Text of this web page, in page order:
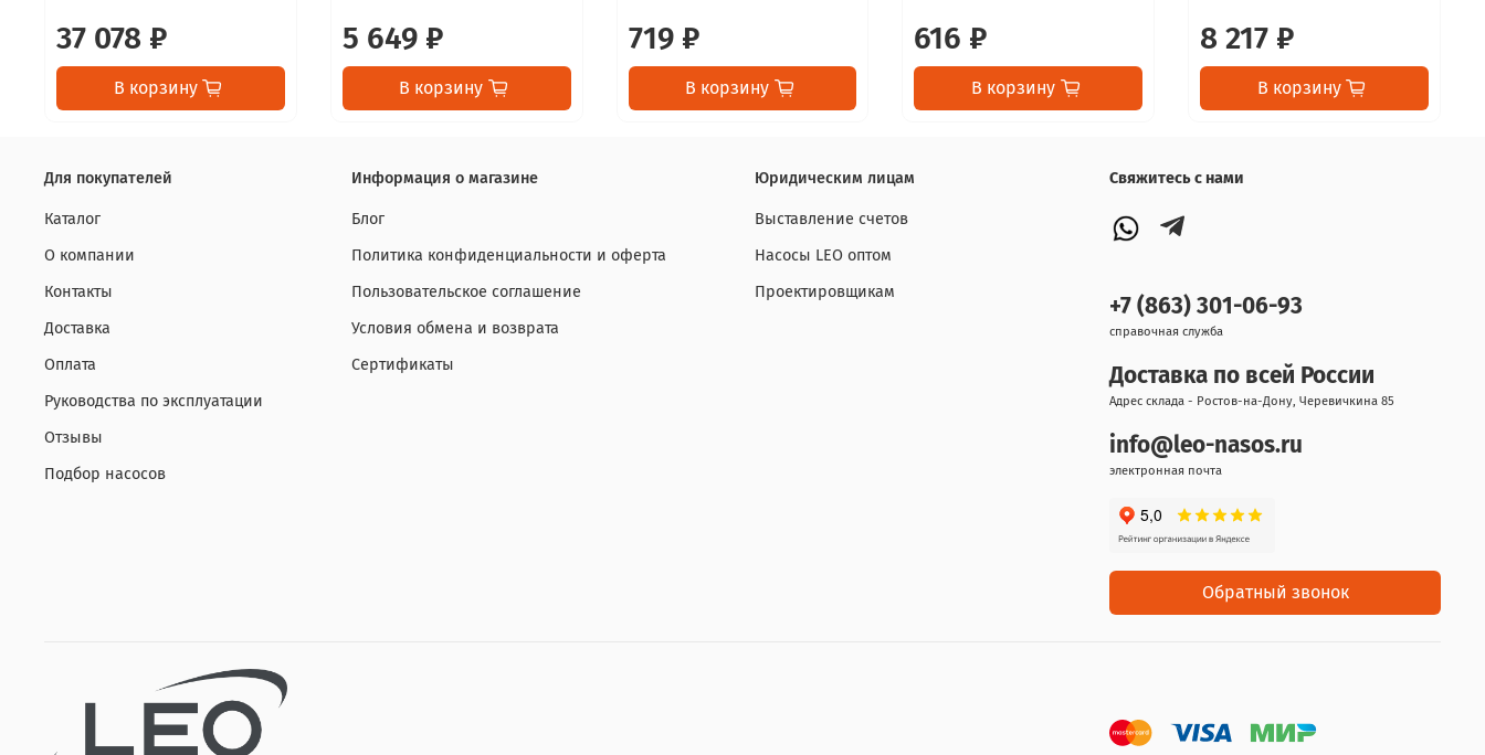
37 078 ₽
В корзину
5 649 ₽
В корзину
719 ₽
В корзину
616 ₽
В корзину
8 217 ₽
В корзину
Для покупателей
Каталог
О компании
Контакты
Доставка
Оплата
Руководства по эксплуатации
Отзывы
Подбор насосов
Информация о магазине
Блог
Политика конфиденциальности и оферта
Пользовательское соглашение
Условия обмена и возврата
Сертификаты
Юридическим лицам
Выставление счетов
Насосы LEO оптом
Проектировщикам
Свяжитесь с нами
+7 (863) 301-06-93
справочная служба
Доставка по всей России
Адрес склада - Ростов-на-Дону, Черевичкина 85
info@leo-nasos.ru
электронная почта
Обратный звонок